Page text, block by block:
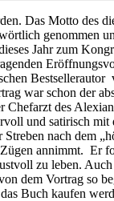
Das Motto des
genommen
Jahr zum
Bestsellerautor
war schon der
Chefarzt des
und satirisch mit
Streben nach dem
annimmt. Er
zu leben.
dem Vortrag so
Buch kaufen